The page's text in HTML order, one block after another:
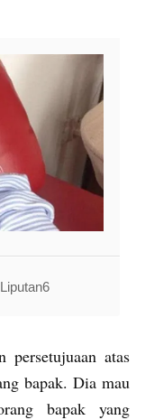
persetujuaan atas
bapak. Dia mau
bapak yang